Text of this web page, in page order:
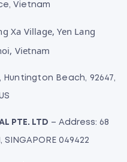
Vietnam
Xa Village, Yen Lang
Vietnam
Huntington Beach, 92647,
PTE. LTD – Address: 68
SINGAPORE 049422